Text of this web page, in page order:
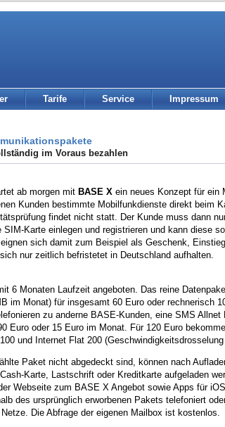
Tarife Service Impressum
im Voraus bezahlen
ab morgen mit BASE X ein neues Konzept für ein
Kunden bestimmte Mobilfunkdienste direkt beim
findet nicht statt. Der Kunde muss dann
Karte einlegen und registrieren und kann diese
sich damit zum Beispiel als Geschenk,
nur zeitlich befristetet in Deutschland aufhalten.
6 Monaten Laufzeit angeboten. Das reine
im Monat) für insgesamt 60 Euro oder rechnerisch
zu anderne BASE-Kunden, eine SMS
Euro oder 15 Euro im Monat. Für 120 Euro
und Internet Flat 200
Paket nicht abgedeckt sind, können nach
Karte, Lastschrift oder Kreditkarte aufgeladen
Webseite zum BASE X Angebot sowie Apps für
des ursprünglich erworbenen Pakets telefoniert
Die Abfrage der eigenen Mailbox ist kostenlos.